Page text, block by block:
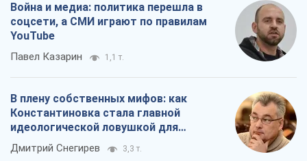
Война и медиа: политика перешла в
соцсети, а СМИ играют по правилам
YouTube
Павел Казарин 1,1 т.
В плену собственных мифов: как
Константиновка стала главной
идеологической ловушкой для
российских оккупантов
Дмитрий Снегирев 3,3 т.